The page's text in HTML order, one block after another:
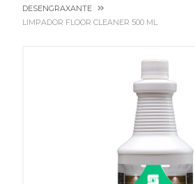
DESENGRAXANTE
LIMPADOR FLOOR CLEANER 500 ML